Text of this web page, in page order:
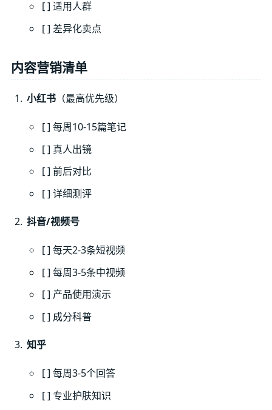
[ ] 适用人群
[ ] 差异化卖点
内容营销清单
小红书（最高优先级）
[ ] 每周10-15篇笔记
[ ] 真人出镜
[ ] 前后对比
[ ] 详细测评
抖音/视频号
[ ] 每天2-3条短视频
[ ] 每周3-5条中视频
[ ] 产品使用演示
[ ] 成分科普
知乎
[ ] 每周3-5个回答
[ ] 专业护肤知识